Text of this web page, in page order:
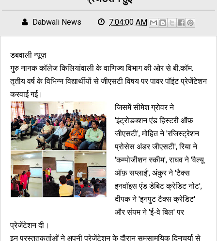
Dabwali News 7:04:00 AM
डबवाली न्यूज़
गुरु नानक कॉलेज किलियांवाली के वाणिज्य विभाग की ओर से बी.कॉम.
तृतीय वर्ष के विभिन्न विद्यार्थीयों से जीएसटी विषय पर पावर पॉइंट प्रेजेंटेशन
करवाई गई।
जिसमें सीमेश ग्रोवर ने
'इंट्रोडक्शन एंड हिस्टरी ऑफ़
जीएसटी', मोहित ने 'रजिस्ट्रेशन
प्रोसेस अंडर जीएसटी', रिया ने
'कम्पोजीशन स्कीम', राघव ने 'वैल्यू
ऑफ़ सप्लाई', अंकुर ने 'टैक्स
इनवॉइस एंड डेबिट क्रेडिट नोट',
दीपक ने 'इनपुट टैक्स क्रेडिट'
और संयम ने 'ई-वे बिल' पर
प्रेजेंटेशन दी।
इन प्रस्तुतकर्ताओं ने अपनी प्रेजेंटेशन के दौरान समसामयिक दिनचर्या से